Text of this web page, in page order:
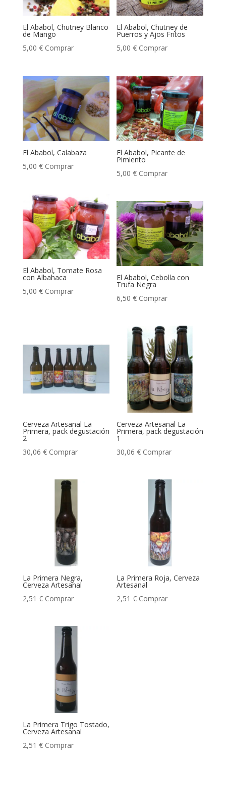
El Ababol, Chutney Blanco
de Mango
5,00 € Comprar
El Ababol, Chutney de
Puerros y Ajos Fritos
5,00€ Comprar
El Ababol, Calabaza
5,00 € Comprar
El Ababol, Picante de
Pimiento
5,00€ Comprar
El Ababol, Tomate Rosa
con Albahaca
5,00 € Comprar
El Ababol, Cebolla con
Trufa Negra
6,50€ Comprar
Cerveza Artesanal La
Primera, pack degustación
2
30,06 € Comprar
Cerveza Artesanal La
Primera, pack degustación
1
30,06€ Comprar
La Primera Negra,
Cerveza Artesanal
2,51 € Comprar
La Primera Roja, Cerveza
Artesanal
2,51€ Comprar
La Primera Trigo Tostado,
Cerveza Artesanal
2,51 € Comprar